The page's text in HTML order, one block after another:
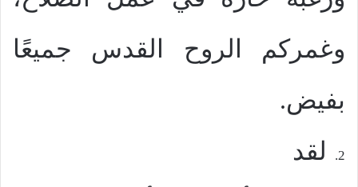
وغمركم الروح القدس جميعًا
بفيض.
2.
لقد